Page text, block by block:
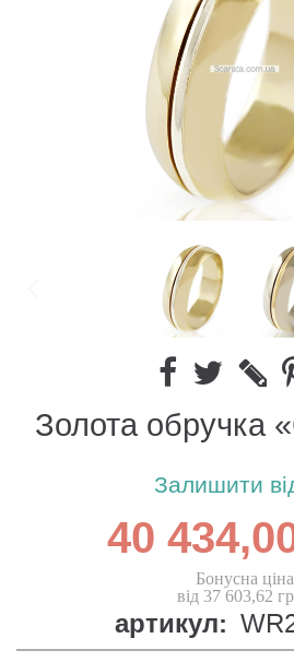
Золота обручка
Залишити
40
Бонусна ціна
від 37 603,62
артикул: